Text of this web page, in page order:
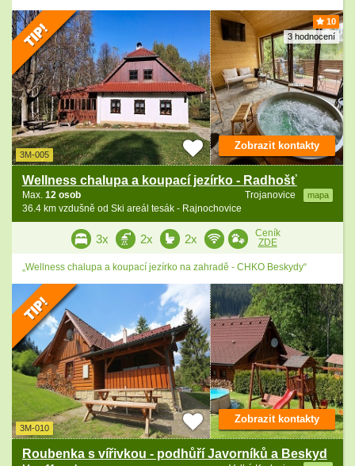
10
3 hodnocení
3M-005
Wellness chalupa a koupací jezírko - Radhošť
Trojanovice mapa
Max. 12 osob
36.4 km vzdušně od Ski areál tesák - Rajnochovice
Zobrazit kontakty
3x 2x 2x
Ceník
ZDE
„Wellness chalupa a koupací jezírko na zahradě - CHKO Beskydy“
3M-010
Roubenka s vířivkou - podhůří Javorníků a Beskyd
Zobrazit kontakty